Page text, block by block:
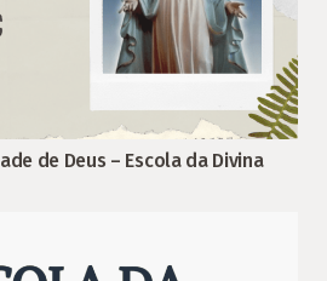
de Deus – Escola da Divina